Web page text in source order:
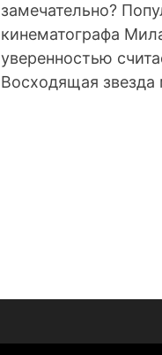
замечательно?
кинематографа
уверенностью
Восходящая звезда